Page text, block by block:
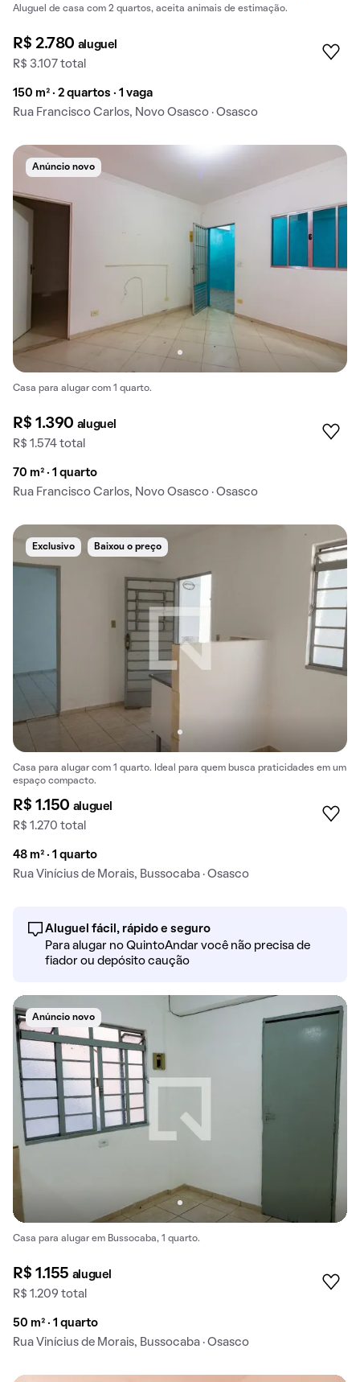
Aluguel de casa com 2 quartos, aceita animais de estimação.
R$ 2.780 aluguel
R$ 3.107 total
150 m² · 2 quartos · 1 vaga
Rua Francisco Carlos, Novo Osasco · Osasco
Anúncio novo
Casa para alugar com 1 quarto.
R$ 1.390 aluguel
R$ 1.574 total
70 m² · 1 quarto
Rua Francisco Carlos, Novo Osasco · Osasco
Exclusivo Baixou o preço
Casa para alugar com 1 quarto. Ideal para quem busca praticidades em um
espaço compacto.
R$ 1.150 aluguel
R$ 1.270 total
48 m² · 1 quarto
Rua Vinícius de Morais, Bussocaba · Osasco
Aluguel fácil, rápido e seguro
Para alugar no QuintoAndar você não precisa de
fiador ou depósito caução
Anúncio novo
Casa para alugar em Bussocaba, 1 quarto.
R$ 1.155 aluguel
R$ 1.209 total
50 m² · 1 quarto
Rua Vinícius de Morais, Bussocaba · Osasco